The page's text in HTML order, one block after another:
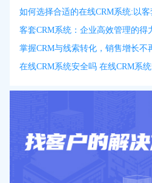
如何选择合适的在线CRM系统:以客
客套CRM系统：企业高效管理的得
掌握CRM与线索转化，销售增长不
在线CRM系统安全吗 在线CRM系